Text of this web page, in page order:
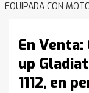
EQUIPADA CON
En
up
1112, en